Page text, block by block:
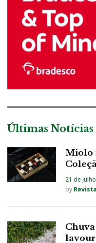
Últimas Notícias
Miolo
21 de
by